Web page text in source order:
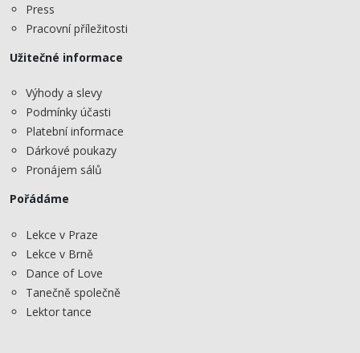
Press
Pracovní příležitosti
Užitečné informace
Výhody a slevy
Podmínky účasti
Platební informace
Dárkové poukazy
Pronájem sálů
Pořádáme
Lekce v Praze
Lekce v Brně
Dance of Love
Tanečně společně
Lektor tance